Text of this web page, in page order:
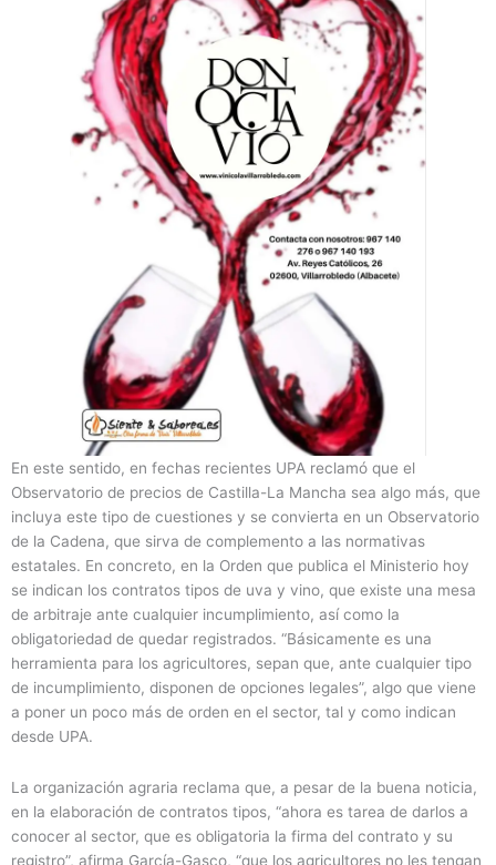
En este sentido, en fechas recientes UPA reclamó que el
Observatorio de precios de Castilla-La Mancha sea algo más, que
incluya este tipo de cuestiones y se convierta en un Observatorio
de la Cadena, que sirva de complemento a las normativas
estatales. En concreto, en la Orden que publica el Ministerio hoy
se indican los contratos tipos de uva y vino, que existe una mesa
de arbitraje ante cualquier incumplimiento, así como la
obligatoriedad de quedar registrados. “Básicamente es una
herramienta para los agricultores, sepan que, ante cualquier tipo
de incumplimiento, disponen de opciones legales”, algo que viene
a poner un poco más de orden en el sector, tal y como indican
desde UPA.
La organización agraria reclama que, a pesar de la buena noticia,
en la elaboración de contratos tipos, “ahora es tarea de darlos a
conocer al sector, que es obligatoria la firma del contrato y su
registro”, afirma García-Gasco, “que los agricultores no les tengan